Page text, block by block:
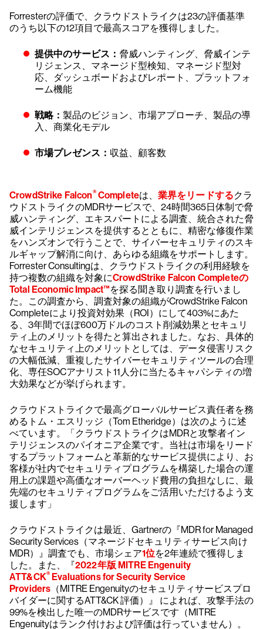
Forresterの評価で、クラウドストライクは23の評価基準
のうち以下の12項目で最高スコアを獲得しました。
提供中のサービス： 脅威ハンティング、脅威インテ
リジェンス、マネージド型検知、マネージド型対
応、ダッシュボードおよびレポート、プラットフォ
ーム機能
戦略： 製品のビジョン、市場アプローチ、製品の導
入、商業化モデル
市場プレゼンス： 収益、顧客数
CrowdStrike Falcon®Completeは、 業界をリードするクラ
ウドストライクのMDRサービスで、24時間365日体制で脅
威ハンティング、エキスパートによる調査、統合された脅
威インテリジェンスを提供するとともに、精密な修復作業
をハンズオンで行うことで、サイバーセキュリティのスキ
ルギャップ解消に向け、あらゆる組織をサポートします。
Forrester Consultingは、クラウドストライクの利用経験を
持つ複数の組織を対象にCrowdStrike Falcon Completeの
Total Economic Impact™を探る聞き取り調査を行いまし
た。この調査から、調査対象の組織がCrowdStrike Falcon
Completeにより投資対効果（ROI）にして403%にあた
る、3年間でほぼ600万ドルのコスト削減効果とセキュリ
ティ上のメリットを得たと算出されました。なお、具体的
なセキュリティ上のメリットとしては、データ侵害リスク
の大幅低減、重複したサイバーセキュリティツールの合理
化、専任SOCアナリスト11人分に当たるキャパシティの増
大効果などが挙げられます。
クラウドストライクで最高グローバルサービス責任者を務
めるトム・エスリッジ（Tom Etheridge）は次のように述
べています。「クラウドストライクはMDRと攻撃者イン
テリジェンスのパイオニア企業です。当社は市場をリード
するプラットフォームと革新的なサービス提供により、お
客様が社内でセキュリティプログラムを構築した場合の運
用上の課題や高価なオーバーヘッド費用の負担なしに、最
先端のセキュリティプログラムをご活用いただけるよう支
援します」
クラウドストライクは最近、Gartnerの『MDR for Managed
Security Services（マネージドセキュリティサービス向け
MDR）』調査でも、市場シェア1位を2年連続で獲得しま
した。また、『2022年版 MITRE Engenuity
ATT&CK®Evaluations for Security Service
Providers （MITRE Engenuityのセキュリティサービスプロ
バイダーに関するATT&CK 評価）』 によれば、攻撃手法の
99%を検出した唯一のMDRサービスです（MITRE
Engenuityはランク付けおよび評価は行っていません）。